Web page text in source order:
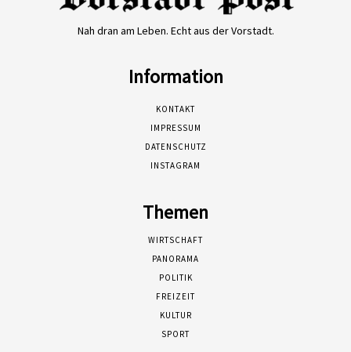
Nah dran am Leben. Echt aus der Vorstadt.
Information
KONTAKT
IMPRESSUM
DATENSCHUTZ
INSTAGRAM
Themen
WIRTSCHAFT
PANORAMA
POLITIK
FREIZEIT
KULTUR
SPORT